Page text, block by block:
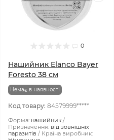
0
Нашийник Elanco Bayer
Foresto 38 см
Немає в наявності
Код товару: 84579999*****
Форма: нашийник
Призначення: від зовнішніх
паразитів
Країна виробник: